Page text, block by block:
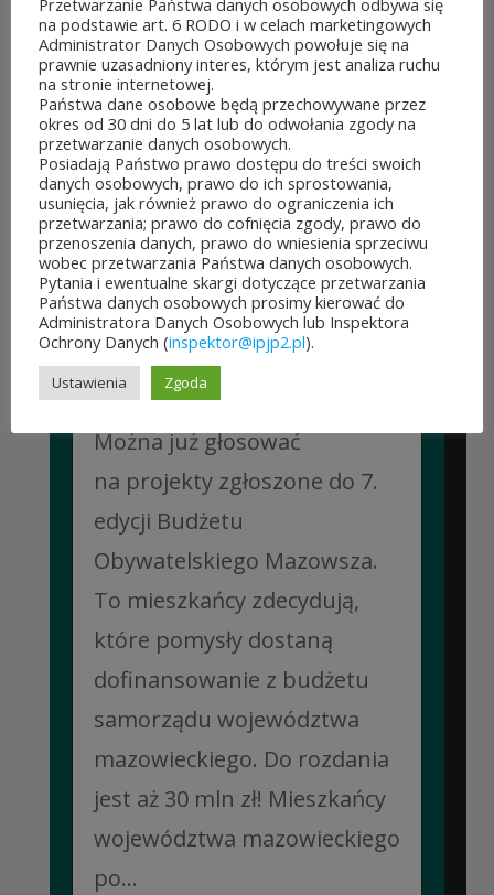
POZOSTAŁE AKTUALNOŚCI
ROZPOCZĘŁO SIĘ GŁOSOWANIE W BUDŻECIE
OBYWATELSKIM MAZOWSZA!
03 sierpnia&8b44p;2026
Można już głosować
na projekty zgłoszone do 7.
edycji Budżetu
Obywatelskiego Mazowsza.
To mieszkańcy zdecydują,
które pomysły dostaną
dofinansowanie z budżetu
samorządu województwa
mazowieckiego. Do rozdania
jest aż 30 mln zł! Mieszkańcy
województwa mazowieckiego
po...
Przetwarzanie Państwa danych osobowych odbywa się
na podstawie art. 6 RODO i w celach marketingowych
Administrator Danych Osobowych powołuje się na
prawnie uzasadniony interes, którym jest analiza ruchu
na stronie internetowej.
Państwa dane osobowe będą przechowywane przez
okres od 30 dni do 5 lat lub do odwołania zgody na
przetwarzanie danych osobowych.
Posiadają Państwo prawo dostępu do treści swoich
danych osobowych, prawo do ich sprostowania,
usunięcia, jak również prawo do ograniczenia ich
przetwarzania; prawo do cofnięcia zgody, prawo do
przenoszenia danych, prawo do wniesienia sprzeciwu
wobec przetwarzania Państwa danych osobowych.
Pytania i ewentualne skargi dotyczące przetwarzania
Państwa danych osobowych prosimy kierować do
Administratora Danych Osobowych lub Inspektora
Ochrony Danych (inspektor@ipjp2.pl).
Ustawienia Zgoda